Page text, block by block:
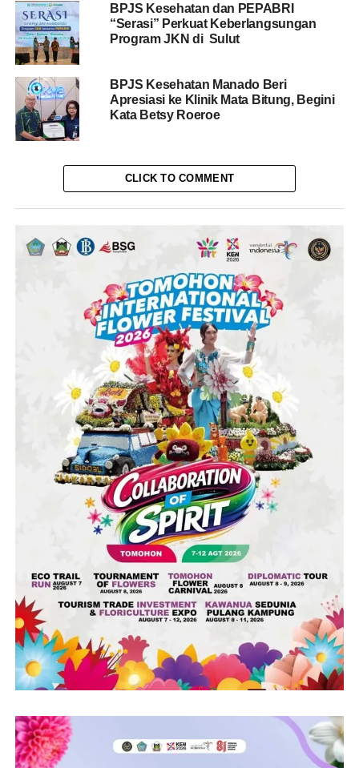
BPJS Kesehatan dan PEPABRI
“Serasi” Perkuat Keberlangsungan
Program JKN di Sulut
BPJS Kesehatan Manado Beri
Apresiasi ke Klinik Mata Bitung, Begini
Kata Betsy Roeroe‎‎‎‎
CLICK TO COMMENT